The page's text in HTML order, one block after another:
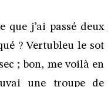
que j’ai passé deux
? Vertubleu le sot
; bon, me voilà en
une troupe de